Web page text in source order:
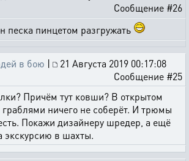
Сообщение #26
песка пинцетом разгружать
в бою |
21 Августа 2019 00:17:08
Сообщение #25
Причём тут ковши? В открытом
ничего не соберёт. И трюмы
Покажи дизайнеру шредер, а ещё
экскурсию в шахты.